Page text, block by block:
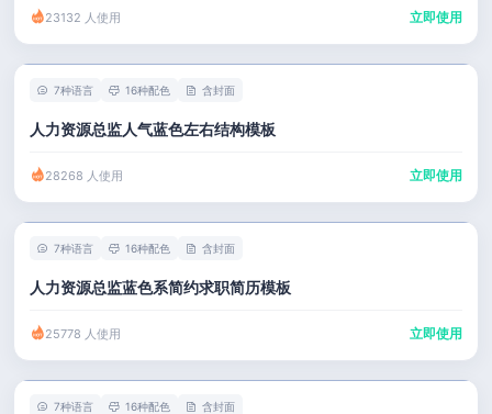
23132 人使用 立即使用
7种语言 16种配色 含封面
人力资源总监人气蓝色左右结构模板
28268 人使用 立即使用
7种语言 16种配色 含封面
人力资源总监蓝色系简约求职简历模板
25778 人使用 立即使用
7种语言 16种配色 含封面